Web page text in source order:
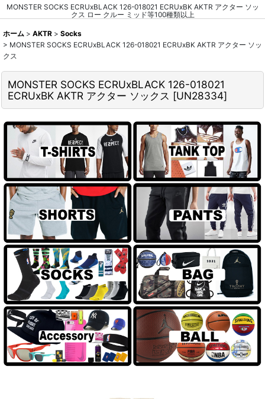
MONSTER SOCKS ECRUxBLACK 126-018021 ECRUxBK AKTR アクター ソッ
クス ロー クルー ミッド等100種類以上
ホーム > AKTR > Socks
> MONSTER SOCKS ECRUxBLACK 126-018021 ECRUxBK AKTR アクター ソッ
クス
MONSTER SOCKS ECRUxBLACK 126-018021
ECRUxBK AKTR アクター ソックス [UN28334]